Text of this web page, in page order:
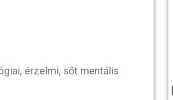
érzelmi, sőt mentális